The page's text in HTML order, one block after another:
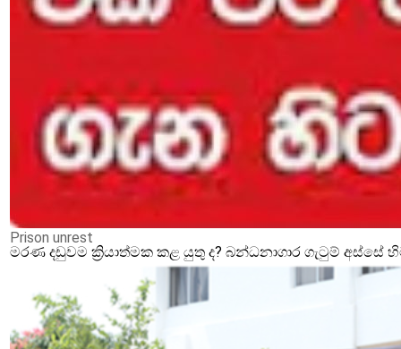
Prison unrest
මරණ දඩුවම ක්‍රියාත්මක කළ යුතු ද? බන්ධනාගාර ගැටුම්